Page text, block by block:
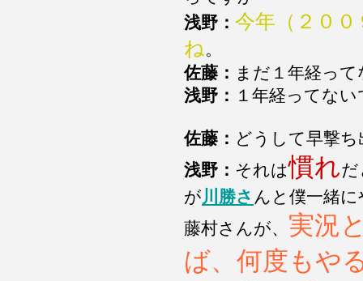
浅野： 今年（２０
ね。
佐藤： まだ１年経っ
浅野： １年経ってな
佐藤： どうして早撃
浅野： それは慣れだ
が川勝さ んと僕一緒
藤村さんが、 実況
ば、何度もや